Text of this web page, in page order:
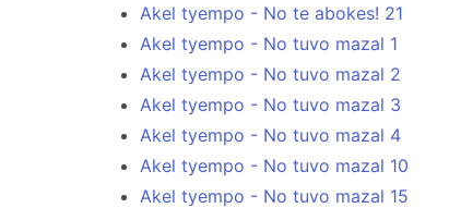
Akel tyempo - No te abokes! 21
Akel tyempo - No tuvo mazal 1
Akel tyempo - No tuvo mazal 2
Akel tyempo - No tuvo mazal 3
Akel tyempo - No tuvo mazal 4
Akel tyempo - No tuvo mazal 10
Akel tyempo - No tuvo mazal 15